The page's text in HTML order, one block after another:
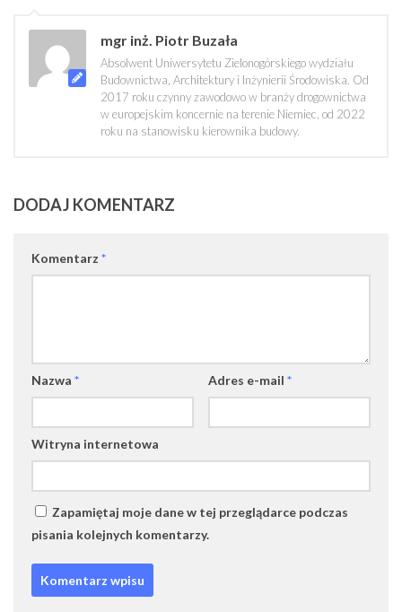
mgr inż. Piotr Buzała
Absolwent Uniwersytetu Zielonogórskiego wydziału
Budownictwa, Architektury i Inżynierii Środowiska. Od
2017 roku czynny zawodowo w branży drogownictwa
w europejskim koncernie na terenie Niemiec, od 2022
roku na stanowisku kierownika budowy.
DODAJ KOMENTARZ
Komentarz *
Nazwa * Adres e-mail *
Witryna internetowa
Zapamiętaj moje dane w tej przeglądarce podczas
pisania kolejnych komentarzy.